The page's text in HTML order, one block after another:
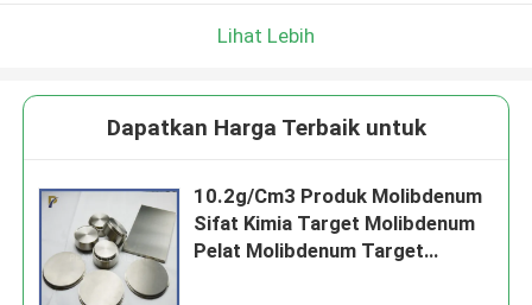
Lihat Lebih
Dapatkan Harga Terbaik untuk
10.2g/Cm3 Produk Molibdenum
Sifat Kimia Target Molibdenum
Pelat Molibdenum Target